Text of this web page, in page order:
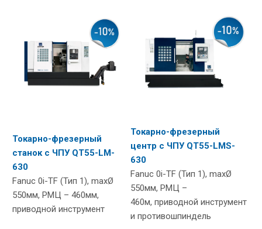
Токарно-фрезерный
станок с ЧПУ QT55-LM-
630
Fanuc 0i-TF (Тип 1), maxØ
550мм, РМЦ – 460мм,
приводной инструмент
Токарно-фрезерный
центр с ЧПУ QT55-LMS-
630
Fanuc 0i-TF (Тип 1), maxØ
550мм, РМЦ –
460м, приводной инструмент
и противошпиндель